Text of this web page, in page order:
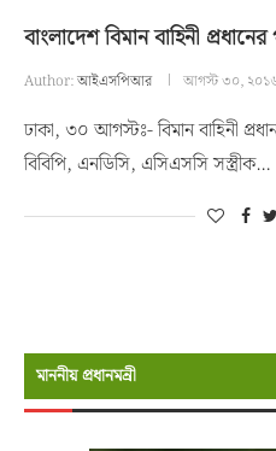
বাংলাদেশ বিমান বাহিনী
Author:আইএসপিআর আগস্ট ৩০,
ঢাকা, ৩০ আগস্টঃ- বিমান বাহিনী
বিবিপি, এনডিসি, এসিএসসি সস্ত্রীক…
মাননীয় প্রধানমন্রী